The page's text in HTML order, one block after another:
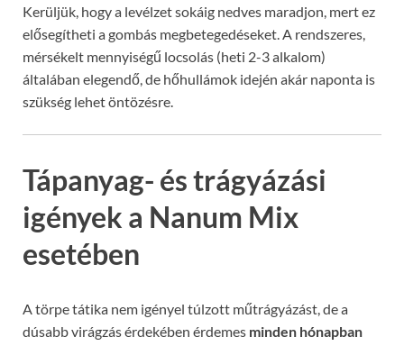
Kerüljük, hogy a levélzet sokáig nedves maradjon, mert ez
elősegítheti a gombás megbetegedéseket. A rendszeres,
mérsékelt mennyiségű locsolás (heti 2-3 alkalom)
általában elegendő, de hőhullámok idején akár naponta is
szükség lehet öntözésre.
Tápanyag- és trágyázási
igények a Nanum Mix
esetében
A törpe tátika nem igényel túlzott műtrágyázást, de a
dúsabb virágzás érdekében érdemes minden hónapban